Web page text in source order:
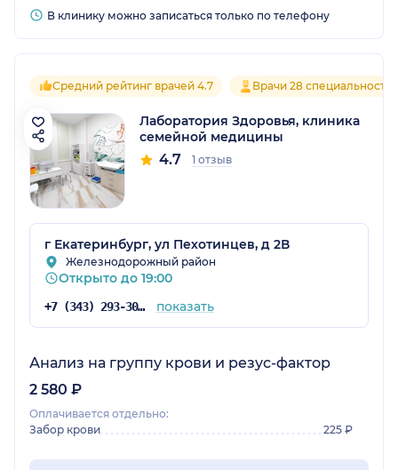
В клинику можно записаться только по телефону
Средний рейтинг врачей 4.7 Врачи 28
Лаборатория Здоровья, клиника
семейной медицины
4.7 1 отзыв
г Екатеринбург, ул Пехотинцев, д 2В
Железнодорожный район
Открыто до 19:00
+7 (343) 293-30-51 показать
Анализ на группу крови и резус-фактор
2 580 ₽
Оплачивается отдельно:
Забор крови
225 ₽